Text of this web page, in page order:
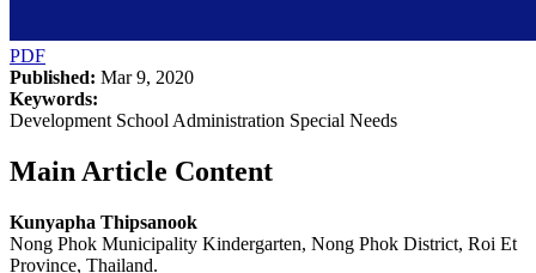
PDF
Published: Mar 9, 2020
Keywords:
Development School Administration Special Needs
Main Article Content
Kunyapha Thipsanook
Nong Phok Municipality Kindergarten, Nong Phok District, Roi Et
Province, Thailand.